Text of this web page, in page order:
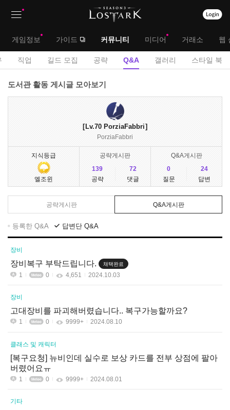
대
게임정보 가이드 커뮤니티 미디어 거래소 웹
메
뉴
직업 길드 모집 공략 Q&A 갤러리 스타일 북
Q
&
도서관 활동 게시글 모아보기
Lv.70 PorziaFabbri
PorziaFabbri
지식등급
엘조윈
공략게시판
공략
139
댓글
72
Q&A게시판
질문
0
답변
24
공략게시판 Q&A게시판
등록한 Q&A 답변단 Q&A
장비
장비복구 부탁드립니다. 채택완료
1 0 4,651 2024.10.03
장비
고대장비를 파괴해버렸습니다.. 복구가능할까요?
1 0 9999+ 2024.08.10
클래스 및 캐릭터
[복구요청] 뉴비인데 실수로 보상 카드를 전부 상점에 팔아
버렸어요ㅠ
1 0 9999+ 2024.08.01
기타